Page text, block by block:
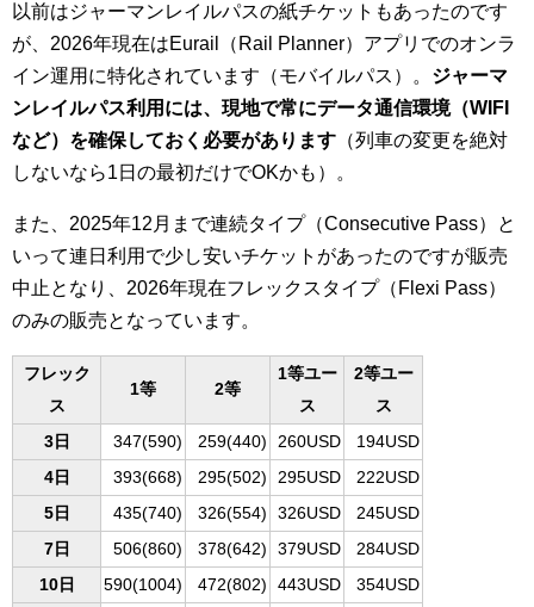
以前はジャーマンレイルパスの紙チケットもあったのです
が、2026年現在はEurail（Rail Planner）アプリでのオンラ
イン運用に特化されています（モバイルパス）。 ジャーマ
ンレイルパス利用には、現地で常にデータ通信環境（WIFI
など）を確保しておく必要があります （列車の変更を絶対
しないなら1日の最初だけでOKかも）。
また、2025年12月まで連続タイプ（Consecutive Pass）と
いって連日利用で少し安いチケットがあったのですが販売
中止となり、2026年現在フレックスタイプ（Flexi Pass）
のみの販売となっています。
フレック
ス
1等 2等
1等ユー
ス
2等ユー
ス
3日
347(590) 259(440) 260USD
194USD
4日
393(668) 295(502) 295USD
222USD
5日
435(740) 326(554) 326USD
245USD
7日
506(860) 378(642) 379USD
284USD
10日
590(1004) 472(802) 443USD 354USD